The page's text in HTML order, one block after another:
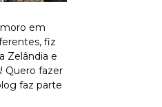
em
fiz
Zelândia e
Quero fazer
faz parte